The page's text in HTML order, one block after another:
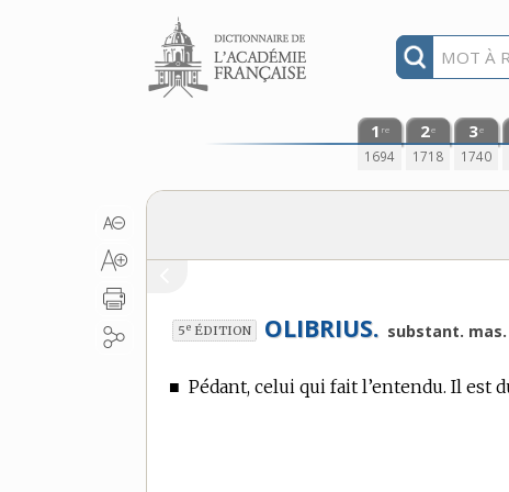
Aller au contenu
1 re
1694
2e
1718
3e
1740
5e ÉDITION OLIBRIUS. substant. mas.
■ Pédant, celui qui fait l’entendu. Il est